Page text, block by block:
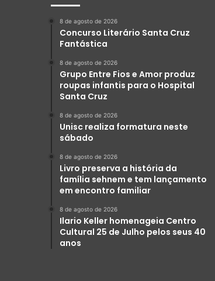
8 de agosto de 2026
Concurso Literário Santa Cruz
Fantástica
8 de agosto de 2026
Grupo Entre Fios e Amor produz
roupas infantis para o Hospital
Santa Cruz
8 de agosto de 2026
Unisc realiza formatura neste
sábado
8 de agosto de 2026
Livro preserva a história da
família sehnem e tem lançamento
em encontro familiar
8 de agosto de 2026
Ilario Keller homenageia Centro
Cultural 25 de Julho pelos seus 40
anos